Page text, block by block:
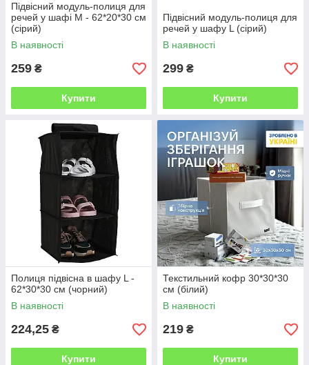
Підвісний модуль-полиця для
речей у шафі M - 62*20*30 см
(сірий)
В наявності
259 ₴
Купити
Підвісний модуль-полиця для
речей у шафу L (сірий)
В наявності
299 ₴
Купити
Полиця підвісна в шафу L -
62*30*30 см (чорний)
В наявності
224,25 ₴
Купити
Текстильний кофр 30*30*30
см (білий)
В наявності
219 ₴
Купити